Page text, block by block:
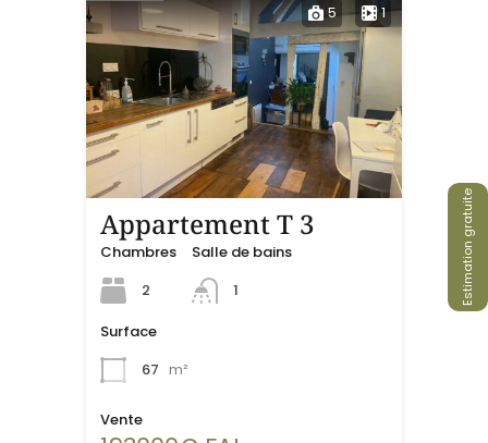
Estimation gratuite
5 1
Appartement T 3
Chambres
2
Salle de bains
1
Surface
67 m²
Vente